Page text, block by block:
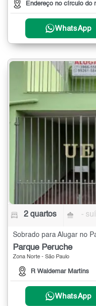
Endereço no círculo do
WhatsApp
2 quartos -
Sobrado para Alugar no
Parque Peruche
Zona Norte - São Paulo
R Waldemar Martins
WhatsApp